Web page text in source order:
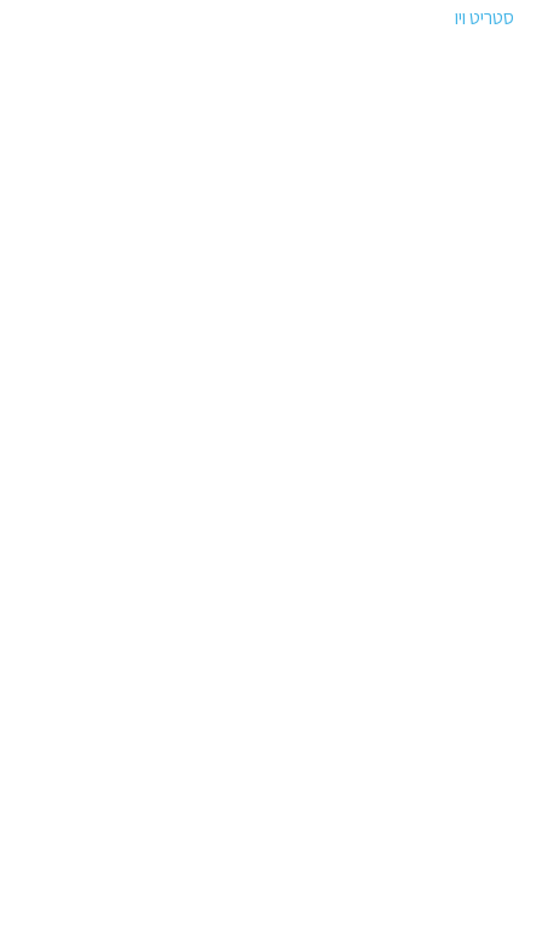
סטריט ויו